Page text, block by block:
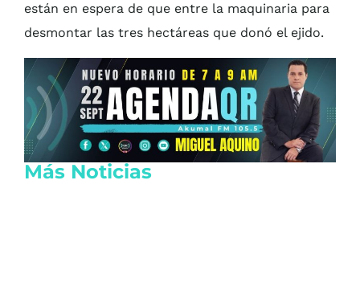
están en espera de que entre la maquinaria para
desmontar las tres hectáreas que donó el ejido.
Más Noticias